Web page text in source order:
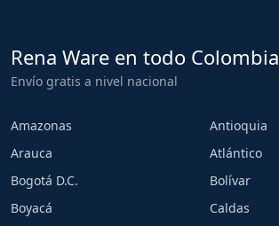
Rena Ware en todo Colombia
Envío gratis a nivel nacional
Amazonas
Antioquia
Arauca
Atlántico
Bogotá D.C.
Bolívar
Boyacá
Caldas